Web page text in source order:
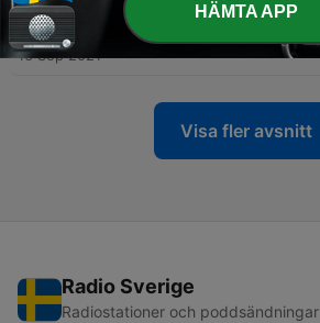
9 - 9. Renovering
16 Sep 2021
Visa fler avsnitt
Radio Sverige
Radiostationer och poddsändningar
HÄMTA APP